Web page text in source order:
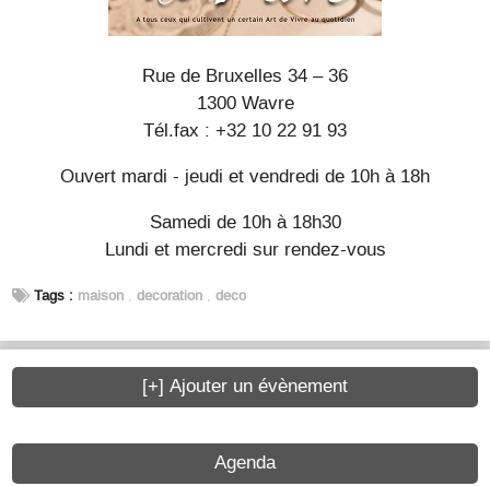
Rue de Bruxelles 34 – 36
1300 Wavre
Tél.fax : +32 10 22 91 93
Ouvert mardi - jeudi et vendredi de 10h à 18h
Samedi de 10h à 18h30
Lundi et mercredi sur rendez-vous
Tags : maison ,decoration ,deco
Agenda
[+] Ajouter un évènement